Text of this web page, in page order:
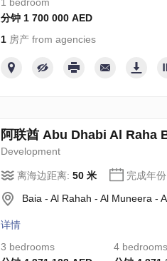
分钟 1 700 000 AED
1房产 from agencies
阿联酋 Abu Dhabi Al Raha
Development
离海边距离: 50 米 完成年
Baia - Al Rahah - Al Muneera -
详情
3 bedrooms
4 bedrooms